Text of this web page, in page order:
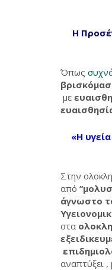
Η
Όπως
με
«Η
Στην
από
άγνωστο
στα
αναπτύξει